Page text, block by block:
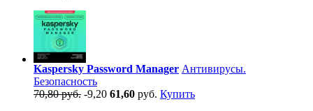
Kaspersky Password Manager Антивирусы.
Безопасность
70,80 руб. -9,20 61,60 руб. Купить